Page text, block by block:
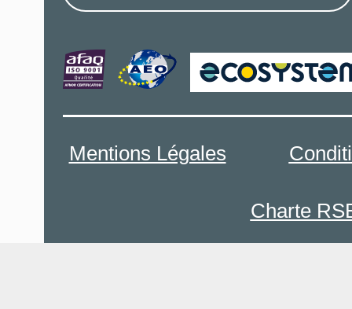
Mentions Légales
Charte